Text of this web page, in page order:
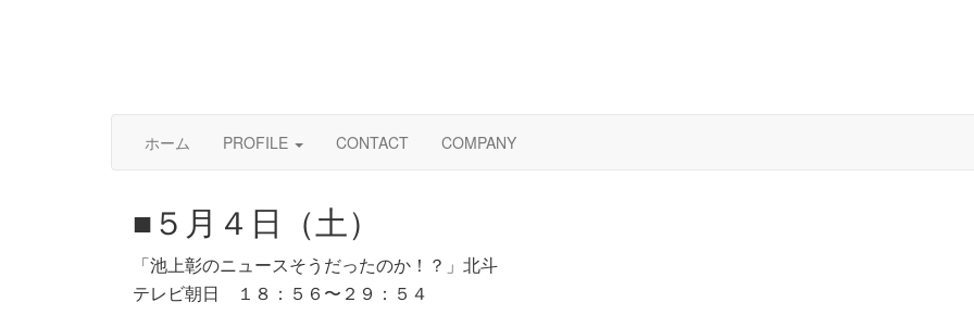
ホーム PROFILE CONTACT COMPANY
■５月４日（土）
「池上彰のニュースそうだったのか！？」北斗
テレビ朝日 １８：５６〜２９：５４